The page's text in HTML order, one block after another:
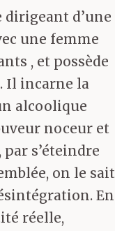
d’une
une femme
, et possède
Il incarne la
alcoolique
noceur et
s’éteindre
on le sait
En
réelle,